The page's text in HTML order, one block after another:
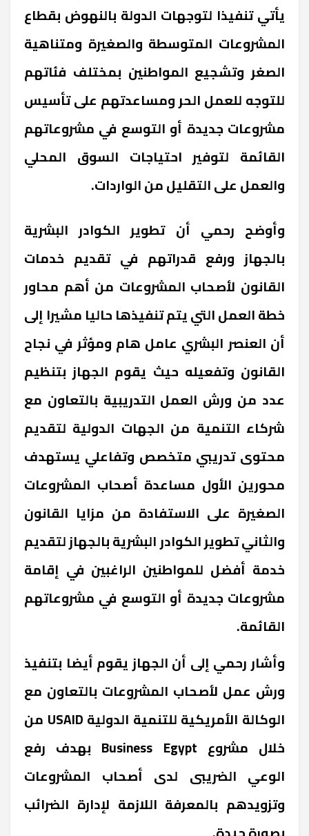
يأتي تنفيذا لتوجهات الدولة بالنهوض بقطاع
المشروعات المتوسطة والصغيرة ومتناهية
الصغر وتشجيع المواطنين بمختلف فئاتهم
للتوجه للعمل الحر ومساعدتهم على تأسيس
مشروعات جديدة أو التوسع في مشروعاتهم
القائمة لتوفير احتياجات السوق المحلي
والعمل على التقليل من الواردات.
وأوضح رحمي أن تطوير الكوادر البشرية
بالجهاز ورفع قدراتهم في تقديم خدمات
القانون لأصحاب المشروعات من أهم محاور
خطة العمل التي يتم تنفيذها حاليا مشيرا إلى
أن العنصر البشري عامل هام ومؤثر في نجاح
القانون وتفعيله حيث يقوم الجهاز بتنظيم
عدد من ورش العمل التدريبية بالتعاون مع
شركاء التنمية من الجهات الدولية لتقديم
محتوى تدريبي متخصص وتفاعلي يستهدف
محورين الأول مساعدة أصحاب المشروعات
الصغيرة على الاستفادة من مزايا القانون
والثاني تطوير الكوادر البشرية بالجهاز لتقديم
خدمة أفضل للمواطنين الراغبين في إقامة
مشروعات جديدة أو التوسع في مشروعاتهم
القائمة.
وأشار رحمي إلى أن الجهاز يقوم أيضا بتنفيذ
ورش عمل لأصحاب المشروعات بالتعاون مع
الوكالة الأمريكية للتنمية الدولية USAID من
خلال مشروع Business Egypt بهدف رفع
الوعي الضريبى لدى أصحاب المشروعات
وتزويدهم بالمعرفة اللازمة لإدارة الضرائب